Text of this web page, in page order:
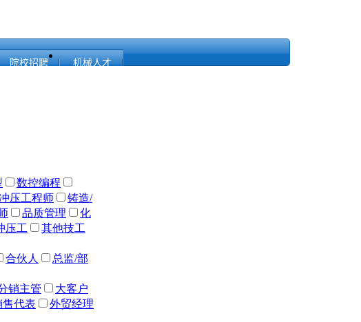
院校招聘 机械人才
数控编程
压工程师
铸造/
品质管理
化
压工
其他技工
合伙人
总监/部
销主管
大客户
售代表
外贸经理